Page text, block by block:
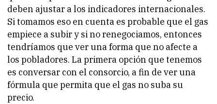
deben ajustar a los indicadores internacionales.
Si tomamos eso en cuenta es probable que el gas
empiece a subir y si no renegociamos, entonces
tendríamos que ver una forma que no afecte a
los pobladores. La primera opción que tenemos
es conversar con el consorcio, a fin de ver una
fórmula que permita que el gas no suba su
precio.